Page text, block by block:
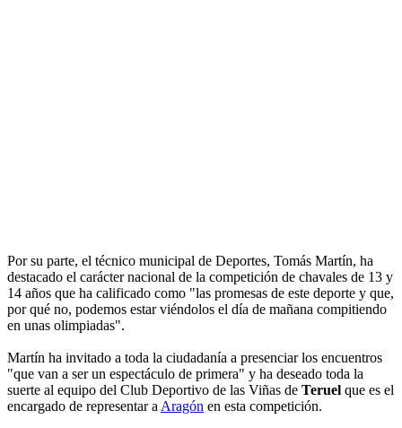
Por su parte, el técnico municipal de Deportes, Tomás Martín, ha
destacado el carácter nacional de la competición de chavales de 13 y
14 años que ha calificado como "las promesas de este deporte y que,
por qué no, podemos estar viéndolos el día de mañana compitiendo
en unas olimpiadas".
Martín ha invitado a toda la ciudadanía a presenciar los encuentros
"que van a ser un espectáculo de primera" y ha deseado toda la
suerte al equipo del Club Deportivo de las Viñas de Teruel que es el
encargado de representar a Aragón en esta competición.